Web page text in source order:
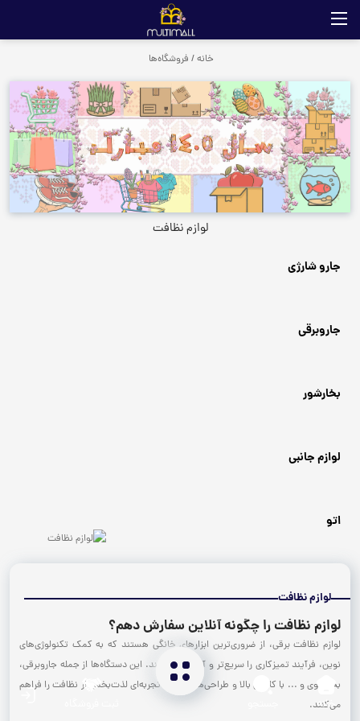
خانه
خانه/ فروشگاه‌ها
لوازم نظافت
جارو شارژی
جاروبرقی
بخارشور
لوازم جانبی
اتو
لوازم نظافت
لوازم نظافت را چگونه آنلاین سفارش دهم؟
لوازم نظافت برقی، از ضروری‌ترین ابزارهای خانگی هستند که به کمک تکنولوژی‌های
نوین، فرآیند تمیزکاری را سریع‌تر و آسان‌تر می‌کنند. این دستگاه‌ها از جمله جاروبرقی،
بخارشوی و ... با کارایی بالا و طراحی‌های مدرن، تجربه‌ای لذت‌بخش از نظافت را فراهم
می‌کنند.